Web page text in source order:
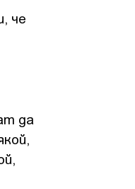
че
да